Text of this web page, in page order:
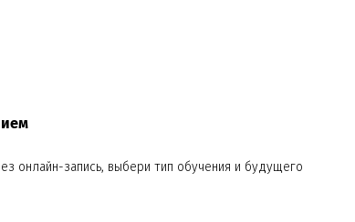
онлайн-запись, выбери тип обучения и будущего